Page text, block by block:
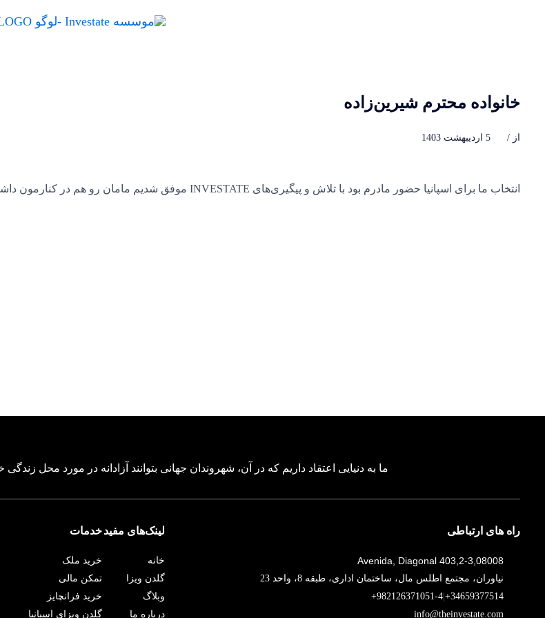
خانواده محترم شیرین‌زاده
از /
انتخاب ما برای اسپانیا حضور مادرم بود با تلاش و پیگیری‌های INVESTATE موفق شدیم مامان رو هم در کنارمون داشته باشیم و ویزای ایشون هم اومد.
ما به دنیایی اعتقاد داریم که در آن، شهروندان جهانی بتوانند آزادانه در مورد محل
راه های ارتباطی
Avenida, Diagonal 403,2-3,08008
نیاوران، مجتمع اطلس مال، ساختمان اداری، طبقه 8، واحد 23
+34659377514
+982126371051-4
info@theinvestate.com
لینک‌های مفید
خانه
گلدن ویزا
وبلاگ
درباره ما
خدمات
خرید ملک
تمکن مالی
خرید فرانچایز
گلدن ویزای اسپانیا